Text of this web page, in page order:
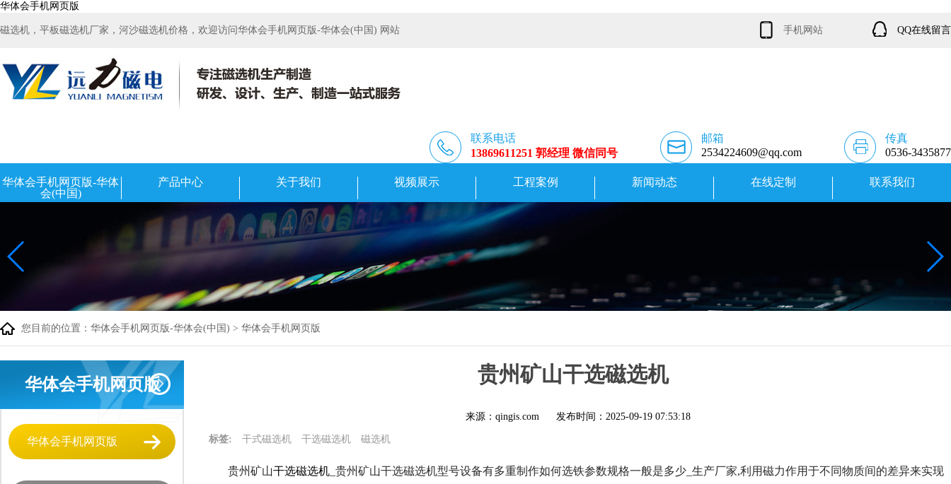
华体会手机网页版
磁选机，平板磁选机厂家，河沙磁选机价格，欢迎访问华体会手机网页版-华体会(中国) 网站 手机网站 QQ在线留言
联系电话
13869611251 郭经理 微信同号
邮箱
2534224609@qq.com
传真
0536-3435877
华体会手机网页版-华体
会(中国)
产品中心 关于我们 视频展示 工程案例 新闻动态 在线定制 联系我们
您目前的位置： 华体会手机网页版-华体会(中国) > 华体会手机网页版
华体会手机网页版
华体会手机网页版
贵州矿山干选磁选机
来源：qingis.com 发布时间： 2025-09-19 07:53:18
标签: 干式磁选机 干选磁选机 磁选机
贵州矿山干选磁选机 _贵州矿山干选磁选机型号设备有多重制作如何选铁参数规格一般是多少_生产厂家,利用磁力作用于不同物质间的差异来实现